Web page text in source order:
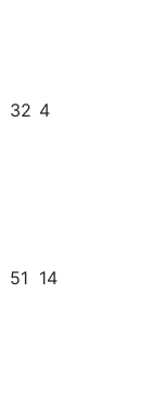
32 4
51 14